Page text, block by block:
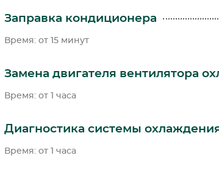
Заправка кондиционера
Время: от 15 минут
Замена двигателя вентилятора
Время: от 1 часа
Диагностика системы
Время: от 1 часа